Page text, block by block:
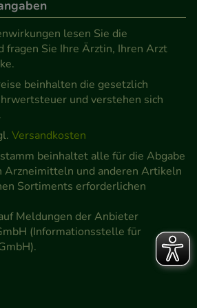
lesen Sie die
fragen Sie Ihre Ärztin, Ihren Arzt
beinhalten die gesetzlich
und verstehen sich
Versandkosten
beinhaltet alle für die Abgabe
Arzneimitteln und anderen Artikeln
Sortiments erforderlichen
Meldungen der Anbieter
(Informationsstelle für